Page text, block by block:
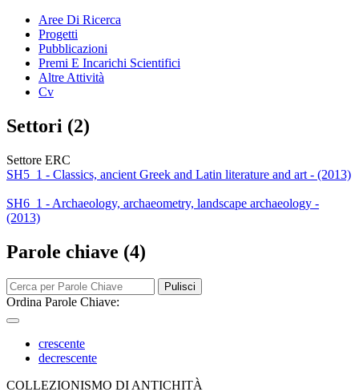
Aree Di Ricerca
Progetti
Pubblicazioni
Premi E Incarichi Scientifici
Altre Attività
Cv
Settori (2)
Settore ERC
SH5_1 - Classics, ancient Greek and Latin literature and art - (2013)
SH6_1 - Archaeology, archaeometry, landscape archaeology -
(2013)
Parole chiave (4)
Pulisci
Ordina Parole Chiave:
crescente
decrescente
COLLEZIONISMO DI ANTICHITÀ